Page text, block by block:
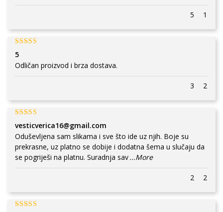
5 1
5
Odličan proizvod i brza dostava.
3 2
vesticverica16@gmail.com
Oduševljena sam slikama i sve što ide uz njih. Boje su
prekrasne, uz platno se dobije i dodatna šema u slučaju da
se pogriješi na platnu. Suradnja sav...More
2 2